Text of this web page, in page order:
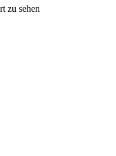
zu sehen